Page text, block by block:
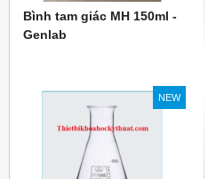
Bình tam giác MH 150ml -
Genlab
NEW